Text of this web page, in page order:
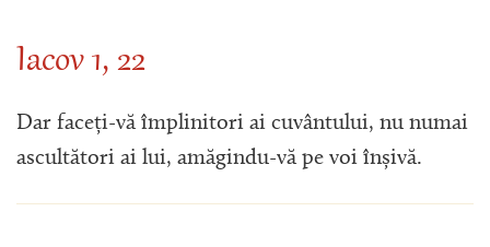
Iacov 1, 22
Dar faceți-vă împlinitori ai cuvântului, nu numai
ascultători ai lui, amăgindu-vă pe voi înșivă.